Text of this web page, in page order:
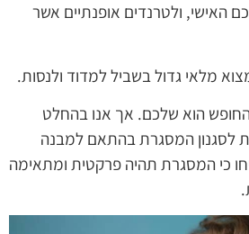
האישי, ולטרנדים אופנתיים אשר
מלאי גדול בשביל למדוד ולנסות.
הוא שלכם. אך אנו בהחלט
לסגנון המסגרת בהתאם למבנה
כי המסגרת תהיה פרקטית ומתאימה